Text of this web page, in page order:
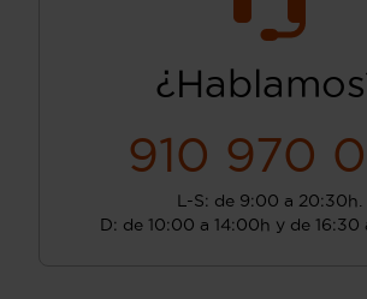
910 970
L-S: de 9:00 a 20:30h.
D: de 10:00 a 14:00h y de 16:30